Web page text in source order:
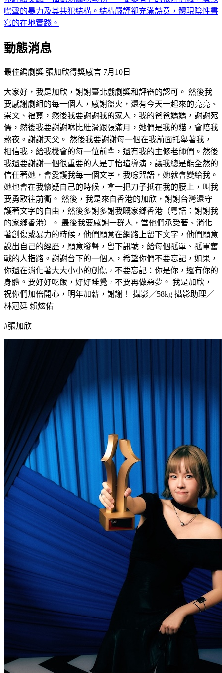
噤聲的暴力及其共犯結構。結構嚴謹卻充滿詩意，體現陰性書
寫的在地實踐。
動態消息
最佳編劇獎 張加欣得獎感言 7月10日
大家好，我是加欣，謝謝臺北戲劇獎和評審的認可。 然後我
要感謝劇組的每一個人，感謝盜火，還有今天一起來的亮亮、
崇文、福寬，然後我要謝謝我的家人，我的爸爸媽媽，謝謝宛
儒，然後我要謝謝咻比肚滑跟張滿月，她們是我的貓，會陪我
熬夜。謝謝天父。 然後我要謝謝每一個在我前面托舉著我，
相信我，給我機會的每一位前輩，還有我的主修老師們。然後
我還要謝謝一個很重要的人是丁怡瑄導演，讓我總是能全然的
信任著她，會愛護我每一個文字，我唸咒語，她就會變給我。
她也會在我懷疑自己的時候，拿一把刀子抵在我的腰上，叫我
要勇敢往前衝。 然後，我是來自香港的加欣，謝謝台灣還守
護著文字的自由，然後多謝多謝我嘅家鄉香港（粵語：謝謝我
的家鄉香港）。 最後我要感謝一群人，當他們承受著、消化
著創傷或暴力的時候，他們願意在網路上留下文字，他們願意
說出自己的經歷，願意發聲，留下訊號，給每個孤單、孤軍奮
戰的人指路。謝謝台下的一個人，希望你們不要忘記，如果，
你還在消化著大大小小的創傷，不要忘記：你是你，還有你的
身體。要好好吃飯，好好睡覺，不要再做惡夢。 我是加欣，
祝你們加倍開心，明年加薪，謝謝！ 攝影／58kg 攝影助理／
林冠廷 賴炫佑
#張加欣